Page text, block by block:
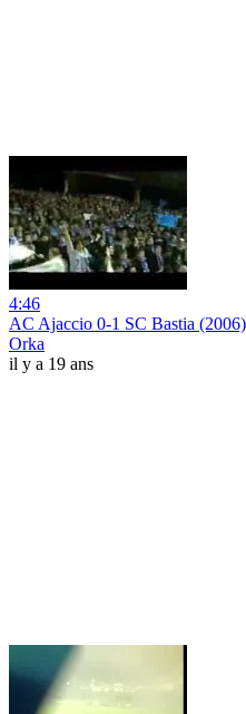
4:46
AC Ajaccio 0-1 SC Bastia (2006)
Orka
il y a 19 ans